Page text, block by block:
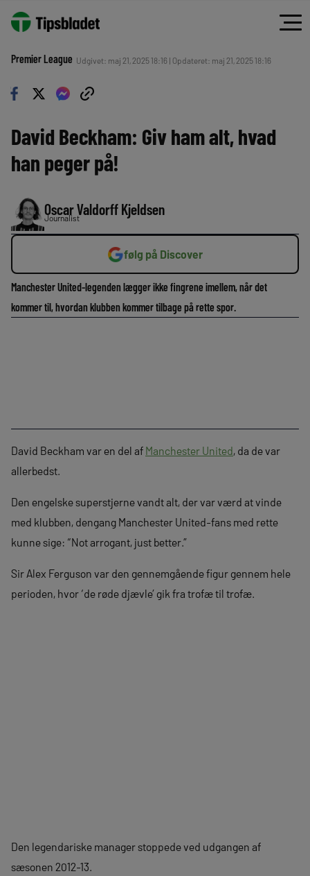
Premier League Udgivet: maj 21, 2025 18:16 | Opdateret: maj 21, 2025 18:16
David Beckham: Giv ham alt, hvad
han peger på!
Oscar Valdorff Kjeldsen
Journalist
følg på Discover
Manchester United-legenden lægger ikke fingrene imellem, når det
kommer til, hvordan klubben kommer tilbage på rette spor.
David Beckham var en del af Manchester United, da de var
allerbedst.
Den engelske superstjerne vandt alt, der var værd at vinde
med klubben, dengang Manchester United-fans med rette
kunne sige: “Not arrogant, just better.”
Sir Alex Ferguson var den gennemgående figur gennem hele
perioden, hvor ‘de røde djævle’ gik fra trofæ til trofæ.
Den legendariske manager stoppede ved udgangen af
sæsonen 2012-13.